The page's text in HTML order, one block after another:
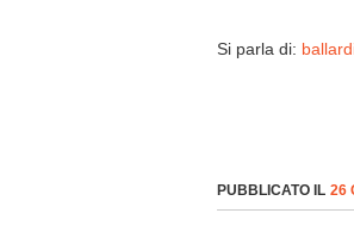
Si parla di:
PUBBLICATO IL 26